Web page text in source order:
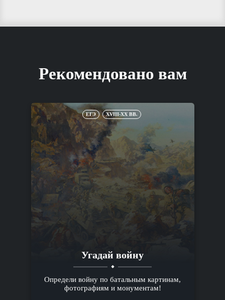
Рекомендовано вам
ЕГЭ XVIII-XX ВВ.
Угадай войну
Определи войну по батальным картинам,
фотографиям и монументам!